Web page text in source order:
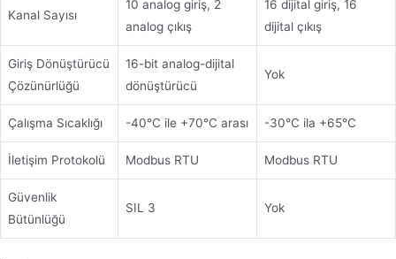
Kanal Sayısı
10 analog giriş, 2
analog çıkış
16 dijital giriş, 16
dijital çıkış
Giriş Dönüştürücü
Çözünürlüğü
16-bit analog-dijital
dönüştürücü
Yok
Çalışma Sıcaklığı -40°C ile +70°C arası -30°C ila +65°C
İletişim Protokolü Modbus RTU Modbus RTU
Güvenlik
Bütünlüğü
SIL 3 Yok